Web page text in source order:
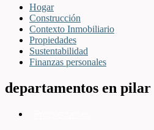
Hogar
Construcción
Contexto Inmobiliario
Propiedades
Sustentabilidad
Finanzas personales
departamentos en pilar